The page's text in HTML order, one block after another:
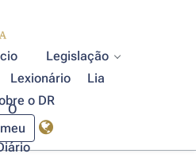
Legislação
Lexionário
Lia
o DR
O
meu